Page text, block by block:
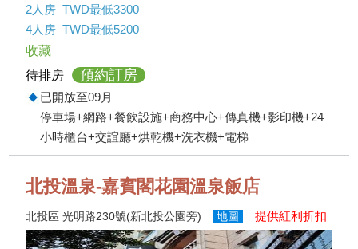
2人房 TWD最低3300
4人房 TWD最低5200
收藏
待排房
預約訂房
已開放至09月
停車場+網路+餐飲設施+商務中心+傳真機+影印機+24
小時櫃台+交誼廳+烘乾機+洗衣機+電梯
北投溫泉-嘉賓閣花園溫泉飯店
北投區 光明路230號(新北投公園旁) 地圖 提供紅利折扣